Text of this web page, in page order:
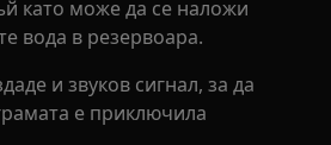
като може да се наложи
вода в резервоара.
и звуков сигнал, за да
е приключила